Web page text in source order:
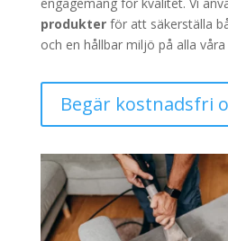
produkterför att säkerställa
och en hållbar miljö på alla
Begär kostnadsfri